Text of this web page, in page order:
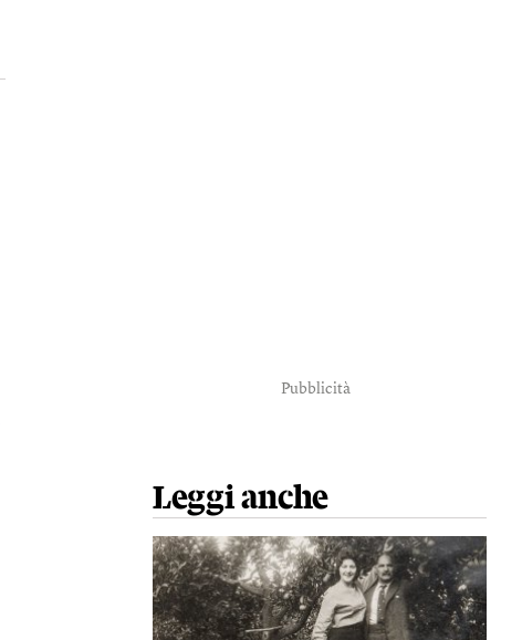
Pubblicità
Leggi anche